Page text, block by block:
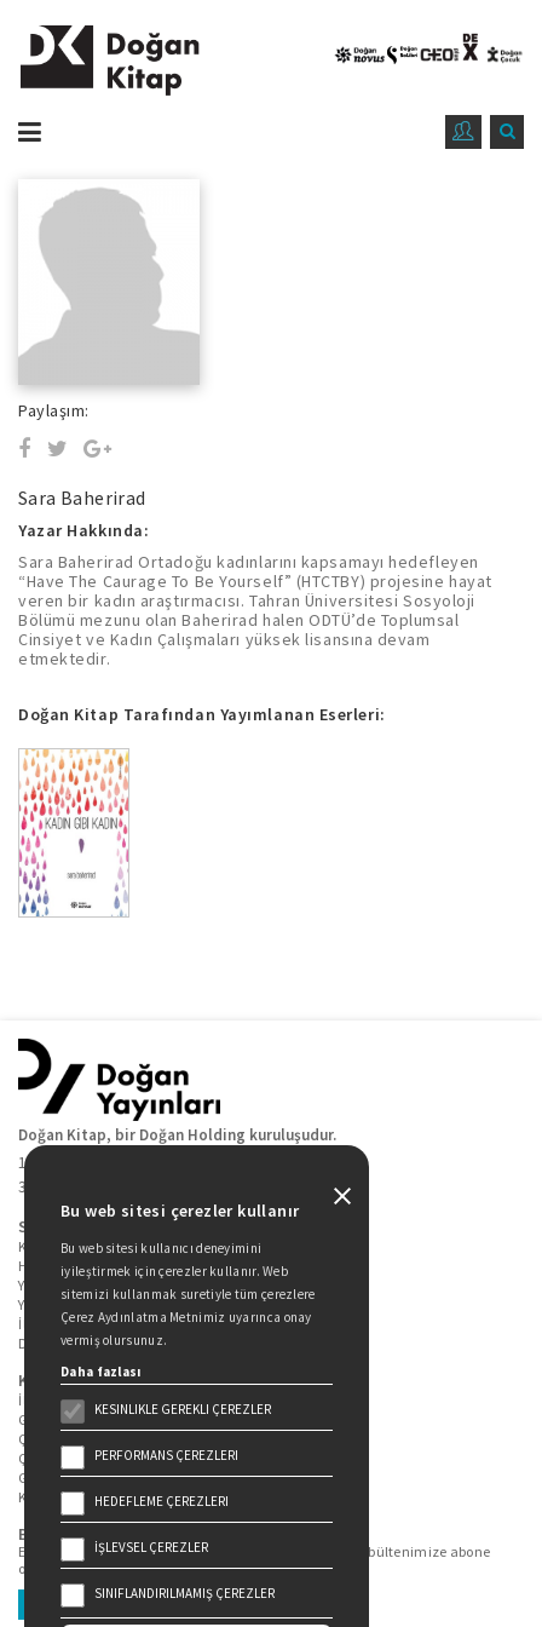
Paylaşım:
Sara Baherirad
Yazar Hakkında:
Sara Baherirad Ortadoğu kadınlarını kapsamayı hedefleyen
“Have The Caurage To Be Yourself” (HTCTBY) projesine hayat
veren bir kadın araştırmacısı. Tahran Üniversitesi Sosyoloji
Bölümü mezunu olan Baherirad halen ODTÜ’de Toplumsal
Cinsiyet ve Kadın Çalışmaları yüksek lisansına devam
etmektedir.
Doğan Kitap Tarafından Yayımlanan Eserleri:
Doğan Kitap, bir Doğan Holding kuruluşudur.
19 Mayıs Cad. Golden Plaza No:1 Kat:10
34360 / Şişli / İstanbul
Sitede Yer Alan Sayfalar
Kitaplarımız
Hakkımızda
Yazarlarımız
Yazar Adayları İçin
İletişim
Duygu Asena Roman Ödülü
Kişisel Verilerin Korunması
İlgili Kişi Başvuru Formu
Genel Aydınlatma Metni
Çekiliş Aydınlatma Metni
Çerez Aydınlatma Metni
Gizlilik Politikası
Kullanım Şartları
Bizi Takip Edin...
En güncel kitap ve etkinliklerden haberdar olmak için bültenimize abone
olun.
Üye Ol
Bu web sitesi çerezler kullanır
Bu web sitesi kullanıcı deneyimini
iyileştirmek için çerezler kullanır. Web
sitemizi kullanmak suretiyle tüm çerezlere
Çerez Aydınlatma Metnimiz uyarınca onay
vermiş olursunuz.
Daha fazlası
KESINLIKLE GEREKLI ÇEREZLER
PERFORMANS ÇEREZLERI
HEDEFLEME ÇEREZLERI
İŞLEVSEL ÇEREZLER
SINIFLANDIRILMAMIŞ ÇEREZLER